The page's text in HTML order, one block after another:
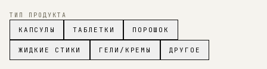
ТИП ПРОДУКТА
КАПСУЛЫ ТАБЛЕТКИ ПОРОШОК
ЖИДКИЕ СТИКИ ГЕЛИ/КРЕМЫ ДРУГОЕ